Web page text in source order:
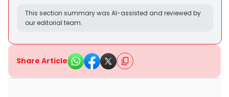
This section summary was AI-assisted and reviewed by
our editorial team.
Share Article